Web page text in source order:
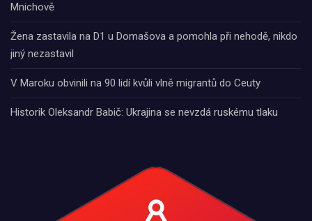
Mnichově
Žena zastavila na D1 u Domašova a pomohla při nehodě, nikdo
jiný nezastavil
V Maroku obvinili na 90 lidí kvůli vlně migrantů do Ceuty
Historik Oleksandr Babič: Ukrajina se nevzdá ruskému tlaku